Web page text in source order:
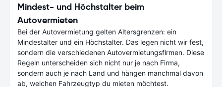
Mindest- und Höchstalter beim
Autovermieten
Bei der Autovermietung gelten Altersgrenzen: ein
Mindestalter und ein Höchstalter. Das legen nicht wir fest,
sondern die verschiedenen Autovermietungsfirmen. Diese
Regeln unterscheiden sich nicht nur je nach Firma,
sondern auch je nach Land und hängen manchmal davon
ab, welchen Fahrzeugtyp du mieten möchtest.